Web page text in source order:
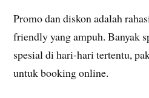
Promo dan diskon adalah
friendly yang ampuh. Banyak
spesial di hari-hari tertentu,
untuk booking online.